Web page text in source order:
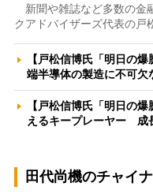
新聞や雑誌など多数の金
クアドバイザーズ代表の
【戸松信博氏「明日の
端半導体の製造に不可
【戸松信博氏「明日の
えるキープレーヤー 成
田代尚機のチャイ